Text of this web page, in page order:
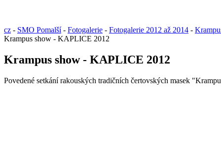
cz - SMO Pomalší- Fotogalerie - Fotogalerie 2012 až 2014 -
Krampus show - KAPLICE 2012
Krampus show - KAPLICE 2012
Povedené setkání rakouských tradičních čertovských masek